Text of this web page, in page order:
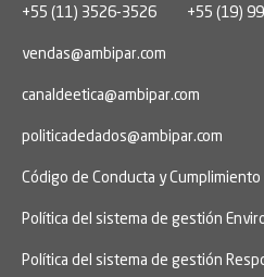
+55 (11) 3526-3526 +55 (19)
vendas@ambipar.com
canaldeetica@ambipar.com
politicadedados@ambipar.com
Código de Conducta y Cumplimiento
Política del sistema de gestión
Política del sistema de gestión